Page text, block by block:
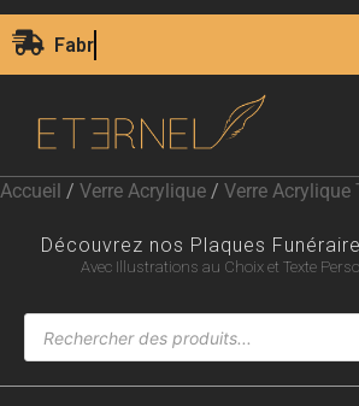
Livraison Express 24H00
Accueil / Verre Acrylique / Verre Acrylique
Découvrez nos Plaques
Avec Illustrations au Choix et Texte